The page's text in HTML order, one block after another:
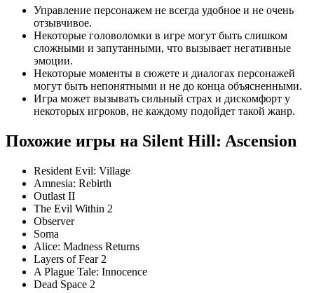
Управление персонажем не всегда удобное и не очень
отзывчивое.
Некоторые головоломки в игре могут быть слишком
сложными и запутанными, что вызывает негативные
эмоции.
Некоторые моменты в сюжете и диалогах персонажей
могут быть непонятными и не до конца объясненными.
Игра может вызывать сильный страх и дискомфорт у
некоторых игроков, не каждому подойдет такой жанр.
Похожие игры на Silent Hill: Ascension
Resident Evil: Village
Amnesia: Rebirth
Outlast II
The Evil Within 2
Observer
Soma
Alice: Madness Returns
Layers of Fear 2
A Plague Tale: Innocence
Dead Space 2